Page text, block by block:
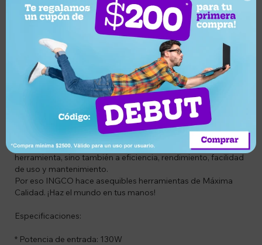
cambio
entrega
CODIGO: ING-MG13328
DESCRIPCIÓN DEL PRODUCTO:
Alta calidad no solo se refiere al funcionamiento de una
herramienta, sino también a eficiencia, rendimiento, facilidad
de uso y mantenimiento.
Por eso INGCO hace asequibles herramientas de Máxima
Calidad. ¡Haz el mundo en tus manos!
Especificaciones:
* Potencia de entrada: 130W